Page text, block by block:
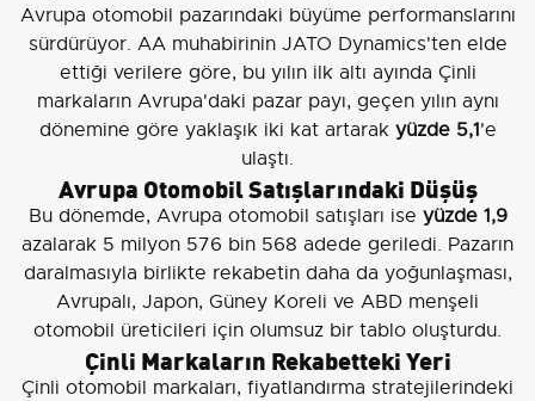
Avrupa otomobil pazarındaki büyüme performanslarını
sürdürüyor. AA muhabirinin JATO Dynamics'ten elde
ettiği verilere göre, bu yılın ilk altı ayında Çinli
markaların Avrupa'daki pazar payı, geçen yılın aynı
dönemine göre yaklaşık iki kat artarak yüzde 5,1'e
ulaştı.
Avrupa Otomobil Satışlarındaki Düşüş
Bu dönemde, Avrupa otomobil satışları ise yüzde 1,9
azalarak 5 milyon 576 bin 568 adede geriledi. Pazarın
daralmasıyla birlikte rekabetin daha da yoğunlaşması,
Avrupalı, Japon, Güney Koreli ve ABD menşeli
otomobil üreticileri için olumsuz bir tablo oluşturdu.
Çinli Markaların Rekabetteki Yeri
Çinli otomobil markaları, fiyatlandırma stratejilerindeki